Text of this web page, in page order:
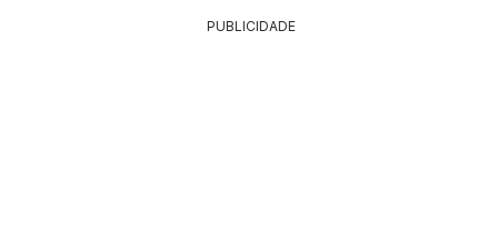
PUBLICIDADE